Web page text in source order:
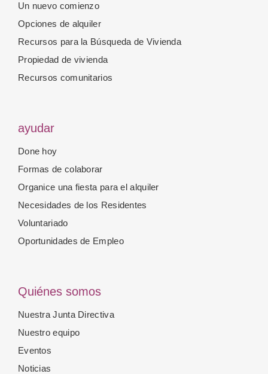
Un nuevo comienzo
Opciones de alquiler
Recursos para la Búsqueda de Vivienda
Propiedad de vivienda
Recursos comunitarios
ayudar
Done hoy
Formas de colaborar
Organice una fiesta para el alquiler
Necesidades de los Residentes
Voluntariado
Oportunidades de Empleo
Quiénes somos
Nuestra Junta Directiva
Nuestro equipo
Eventos
Noticias